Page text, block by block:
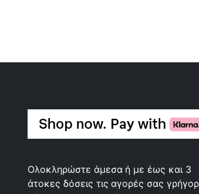
Ολοκληρώστε άμεσα ή με έως και 3
άτοκες δόσεις τις αγορές σας